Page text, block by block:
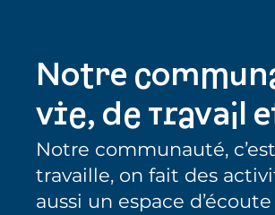
Notre
vie, de travail
Notre communauté,
travaille, on fait des
aussi un espace